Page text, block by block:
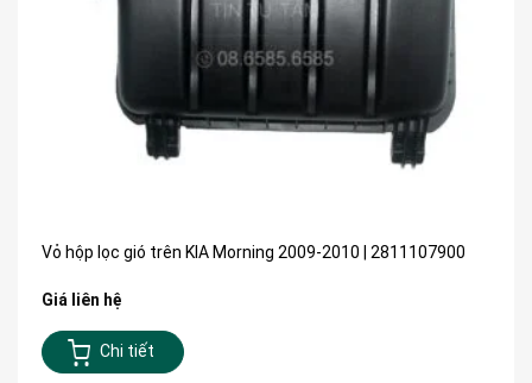
Vỏ hộp lọc gió trên KIA Morning 2009-2010 | 2811107900
Giá liên hệ
Chi tiết